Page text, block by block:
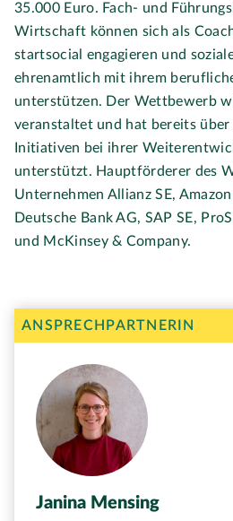
35.000 Euro. Fach- und
Wirtschaft können sich als
startsocial engagieren und
ehrenamtlich mit ihrem
unterstützen. Der Wettbewerb
veranstaltet und hat bereits über
Initiativen bei ihrer
unterstützt. Hauptförderer des
Unternehmen Allianz SE,
Deutsche Bank AG, SAP SE,
und McKinsey & Company.
ANSPRECHPARTNERIN
Janina Mensing